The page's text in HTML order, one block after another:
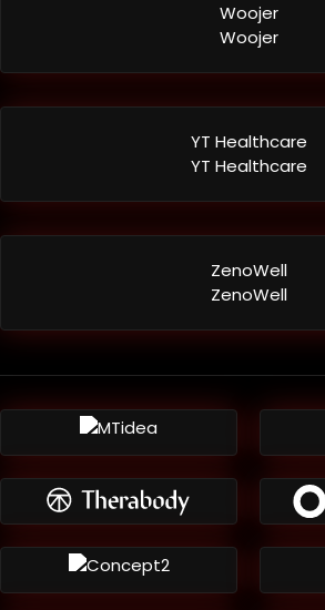
Woojer
Woojer
YT Healthcare
YT Healthcare
ZenoWell
ZenoWell